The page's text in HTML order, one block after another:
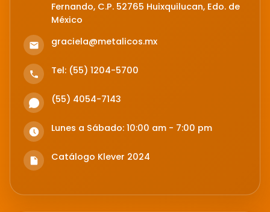
Fernando, C.P. 52765 Huixquilucan, Edo. de
México
graciela@metalicos.mx
Tel: (55) 1204-5700
(55) 4054-7143
Lunes a Sábado: 10:00 am - 7:00 pm
Catálogo Klever 2024